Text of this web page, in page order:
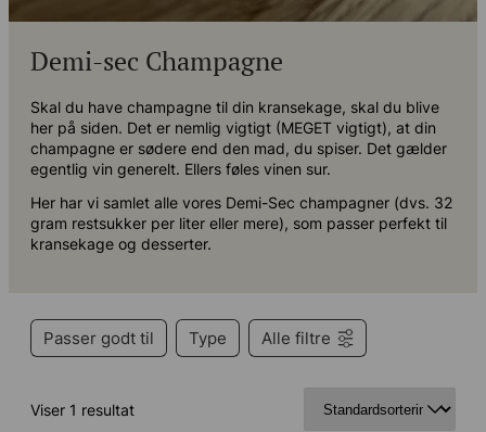
Demi-sec Champagne
Skal du have champagne til din kransekage, skal du blive her
på siden. Det er nemlig vigtigt (MEGET vigtigt), at din
champagne er sødere end den mad, du spiser. Det gælder
egentlig vin generelt. Ellers føles vinen sur.
Her har vi samlet alle vores Demi-Sec champagner (dvs. 32
gram restsukker per liter eller mere), som passer perfekt til
kransekage og desserter.
Passer godt til Type Alle filtre
Viser 1 resultat